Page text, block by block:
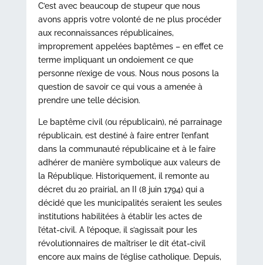
C’est avec beaucoup de stupeur que nous
avons appris votre volonté de ne plus procéder
aux reconnaissances républicaines,
improprement appelées baptêmes – en effet ce
terme impliquant un ondoiement ce que
personne n’exige de vous. Nous nous posons la
question de savoir ce qui vous a amenée à
prendre une telle décision.
Le baptême civil (ou républicain), né parrainage
républicain, est destiné à faire entrer l’enfant
dans la communauté républicaine et à le faire
adhérer de manière symbolique aux valeurs de
la République. Historiquement, il remonte au
décret du 20 prairial, an II (8 juin 1794) qui a
décidé que les municipalités seraient les seules
institutions habilitées à établir les actes de
l’état-civil. A l’époque, il s’agissait pour les
révolutionnaires de maîtriser le dit état-civil
encore aux mains de l’église catholique. Depuis,